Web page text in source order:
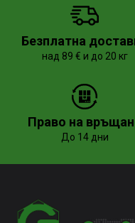
Безплатна
над 89 € и до 20 кг
Право на
До 14 дни